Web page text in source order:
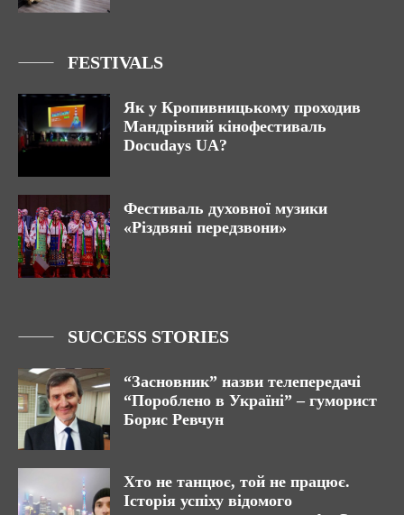
FESTIVALS
Як у Кропивницькому проходив
Мандрівний кінофестиваль
Docudays UA?
Фестиваль духовної музики
«Різдвяні передзвони»
SUCCESS STORIES
“Засновник” назви телепередачі
“Пороблено в Україні” – гуморист
Борис Ревчун
Хто не танцює, той не працює.
Історія успіху відомого